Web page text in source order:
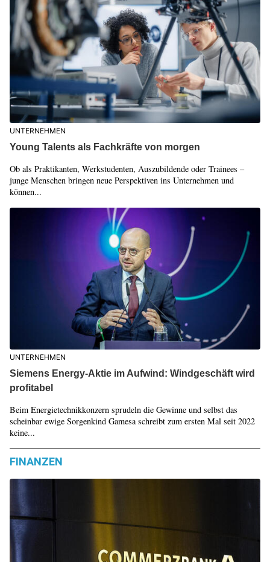
UNTERNEHMEN
Young Talents als Fachkräfte von morgen
Ob als Praktikanten, Werkstudenten, Auszubildende oder Trainees –
junge Menschen bringen neue Perspektiven ins Unternehmen und
können...
UNTERNEHMEN
Siemens Energy-Aktie im Aufwind: Windgeschäft wird
profitabel
Beim Energietechnikkonzern sprudeln die Gewinne und selbst das
scheinbar ewige Sorgenkind Gamesa schreibt zum ersten Mal seit 2022
keine...
FINANZEN